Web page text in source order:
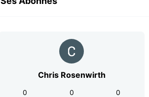
Chris Rosenwirth
0
0
0